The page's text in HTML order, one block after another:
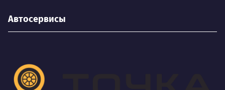
Автосервисы